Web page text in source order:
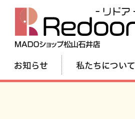
お知らせ 私たちについて